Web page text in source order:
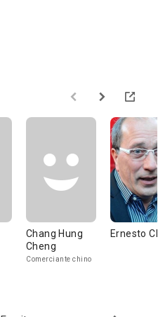
Chang Hung
Cheng
Comerciante chino
Ernesto